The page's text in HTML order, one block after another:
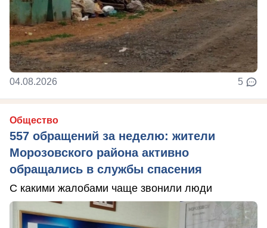
04.08.2026 5
Общество
557 обращений за неделю: жители
Морозовского района активно
обращались в службы спасения
С какими жалобами чаще звонили люди